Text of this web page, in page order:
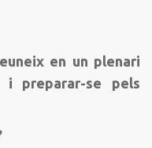
en un plenari
i preparar-se pels